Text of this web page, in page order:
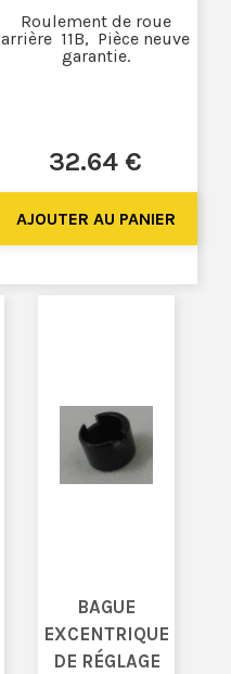
32.64 €
Roulement de roue
arrière 11B, Pièce neuve
garantie.
BAGUE
EXCENTRIQUE
DE RÉGLAGE